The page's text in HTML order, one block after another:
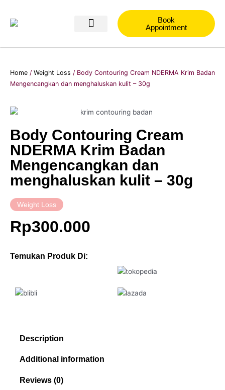
content
Book
Appointment
Home / Weight Loss / Body Contouring Cream NDERMA Krim Badan
Mengencangkan dan menghaluskan kulit – 30g
Body Contouring Cream
NDERMA Krim Badan
Mengencangkan dan
menghaluskan kulit – 30g
Weight Loss
Rp300.000
Temukan Produk Di:
Description
Additional information
Reviews (0)